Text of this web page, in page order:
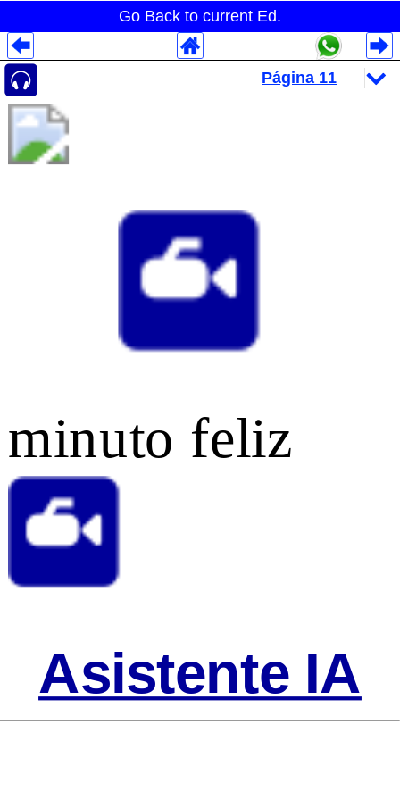
Go Back to current Ed.
minuto feliz
Asistente IA
Despliegues Analytics
Despliegues Totales
Despliegues por Rubros